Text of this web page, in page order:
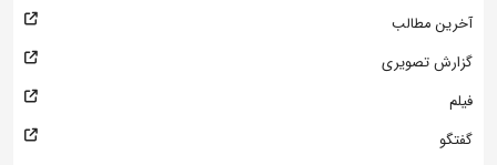
آخرین مطالب
گزارش تصویری
فیلم
گفتگو